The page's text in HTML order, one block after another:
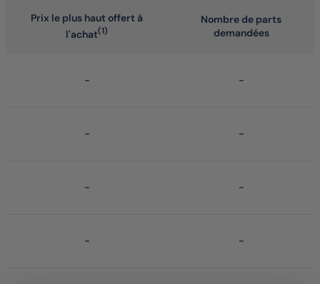
Prix le plus haut offert à
l'achat(1)
Nombre de parts
demandées
- -
- -
- -
- -